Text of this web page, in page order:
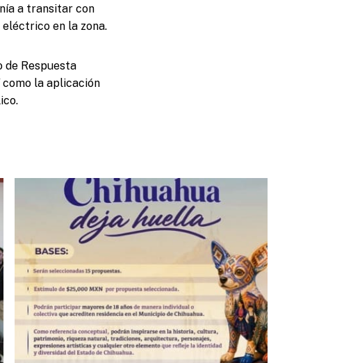
a transitar con
en la zona.
de Respuesta
como la aplicación